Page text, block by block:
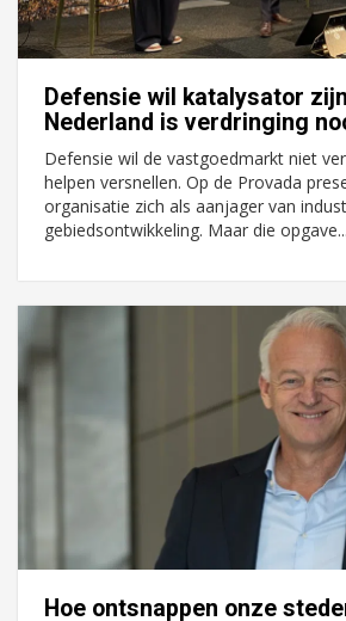
Defensie wil katalysator
Nederland is verdringing
Defensie wil de vastgoedmarkt niet
helpen versnellen. Op de Provada
organisatie zich als aanjager van
gebiedsontwikkeling. Maar die opgave...
Hoe ontsnappen onze